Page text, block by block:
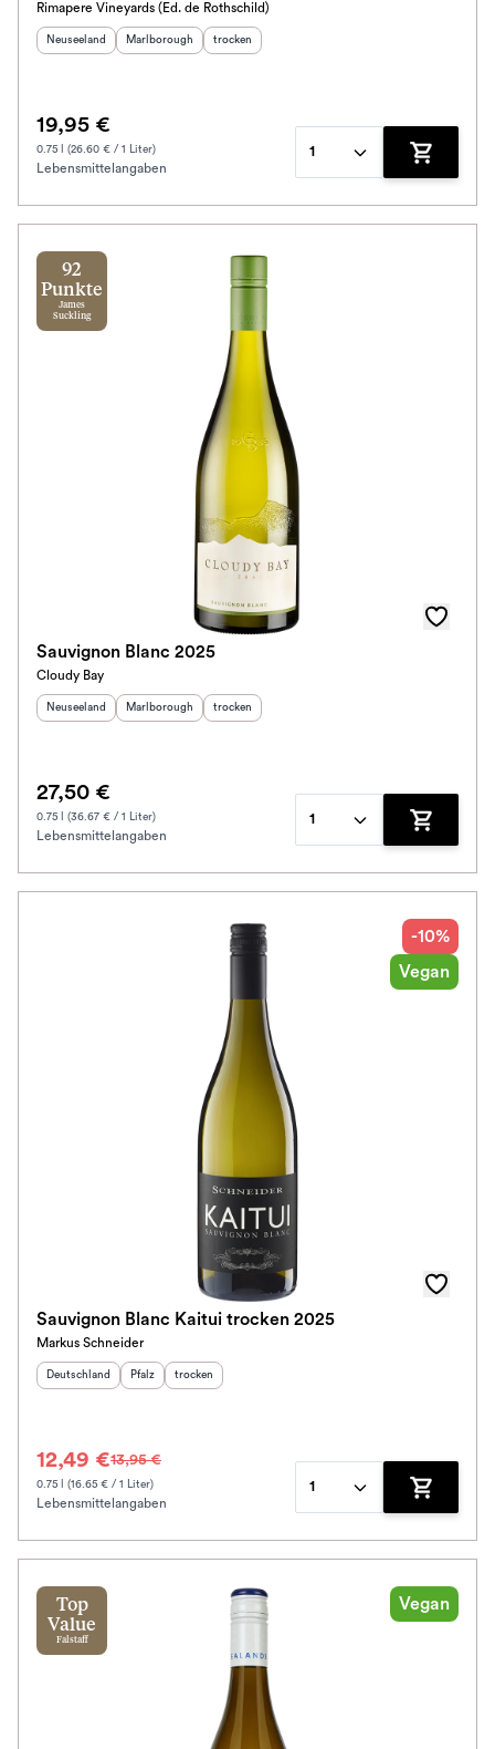
Rimapere Vineyards (Ed. de Rothschild)
Herkunftsland
Neuseeland Herkunftsregion
Marlborough Geschmack
trocken
19,95 €
0.75 l (26.60 € / 1 Liter)
Lebensmittelangaben
1
Zum
92
Punkte
James
Suckling
Sauvignon Blanc 2025
Cloudy Bay
Herkunftsland
Neuseeland Herkunftsregion
Marlborough Geschmack
trocken
27,50 €
0.75 l (36.67 € / 1 Liter)
Lebensmittelangaben
1
Zum
-10%
Vegan
Sauvignon Blanc Kaitui trocken 2025
Markus Schneider
Herkunftsland
Deutschland Herkunftsregion
Pfalz Geschmack
trocken
12,49 €13,95 €
0.75 l (16.65 € / 1 Liter)
Lebensmittelangaben
1
Zum
Top
Value
Falstaff
Vegan